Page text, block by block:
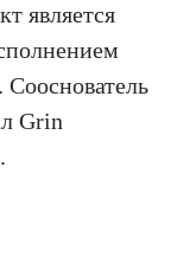
является
Grin